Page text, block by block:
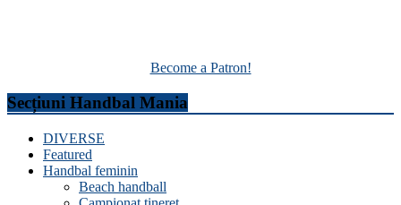
Become a Patron!
Secțiuni Handbal Mania
DIVERSE
Featured
Handbal feminin
Beach handball